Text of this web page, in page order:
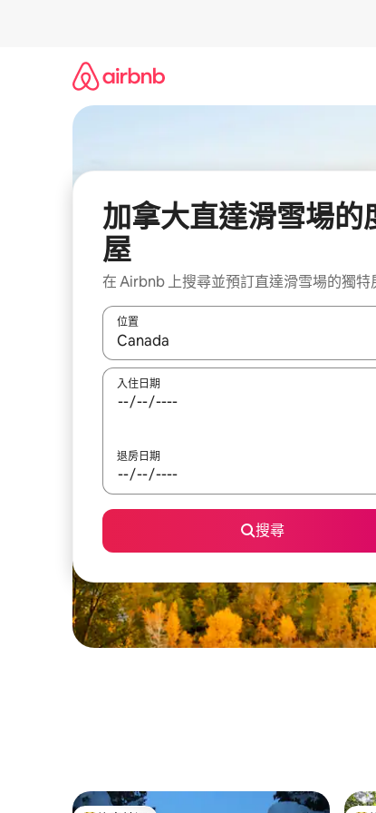
加拿大直達滑雪場的
屋
在 Airbnb 上搜尋並預訂直達滑雪場的獨特
位置
如有搜尋結果，瀏覽內容時請使用上下箭頭，
入住日期
退房日期
搜尋